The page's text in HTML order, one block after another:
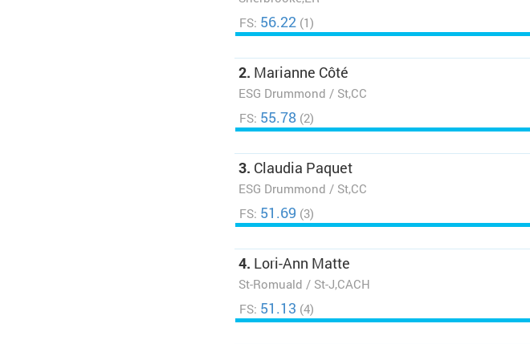
FS: 56.22 (1)
2. Marianne Côté
ESG Drummond / St,CC
FS: 55.78 (2)
3. Claudia Paquet
ESG Drummond / St,CC
FS: 51.69 (3)
4. Lori-Ann Matte
St-Romuald / St-J,CACH
FS: 51.13 (4)